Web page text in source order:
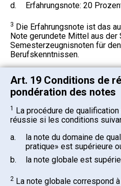
d.
Erfahrungsnote: 20
3 Die Erfahrungsnote ist das
Note gerundete Mittel aus der
Semesterzeugnisnoten für
Berufskenntnissen.
Art. 19 Conditions de
pondération des notes
1 La procédure de
réussie si les conditions
a.
la note du domaine de
pratique» est supérieure
b.
la note globale est
2 La note globale correspond